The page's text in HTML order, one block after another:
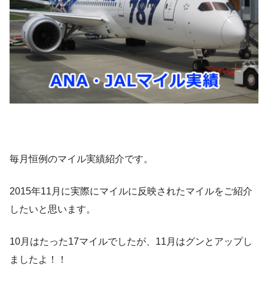
毎月恒例のマイル実績紹介です。
2015年11月に実際にマイルに反映されたマイルをご紹介
したいと思います。
10月はたった17マイルでしたが、11月はグンとアップし
ましたよ！！